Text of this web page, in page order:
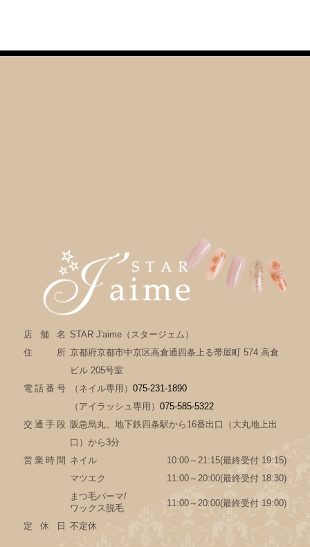
店舗名 STAR J'aime（スタージェム）
住所 京都府京都市中京区高倉通四条上る帯屋町 574 高倉
ビル 205号室
電話番号
（ネイル専用）075-231-1890
（アイラッシュ専用）075-585-5322
交通手段 阪急烏丸、地下鉄四条駅から16番出口（大丸地上出
口）から3分
営業時間 ネイル
10:00～21:15(最終受付 19:15)
マツエク
11:00～20:00(最終受付 18:30)
まつ毛パーマ/
ワックス脱毛
11:00～20:00(最終受付 19:00)
定休日 不定休